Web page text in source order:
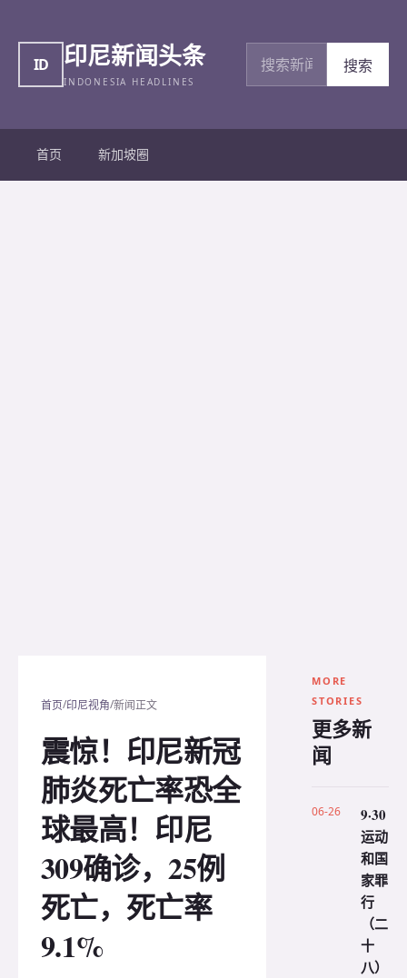
ID 印尼新闻头条
INDONESIA HEADLINES
搜索新闻
搜索
首页 新加坡圈
首页/印尼视角/新闻正文
震惊！印尼新冠
肺炎死亡率恐全
球最高！印尼
309确诊，25例
死亡，死亡率
9.1%
MORE
STORIES
更多新
闻
06-26
9·30
运动
和国
家罪
行
（二
十
八）